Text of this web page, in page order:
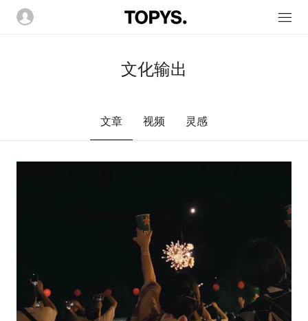
文化输出
文章 视频 灵感